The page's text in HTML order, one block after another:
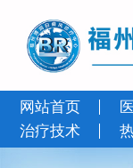
网站首页
治疗技术